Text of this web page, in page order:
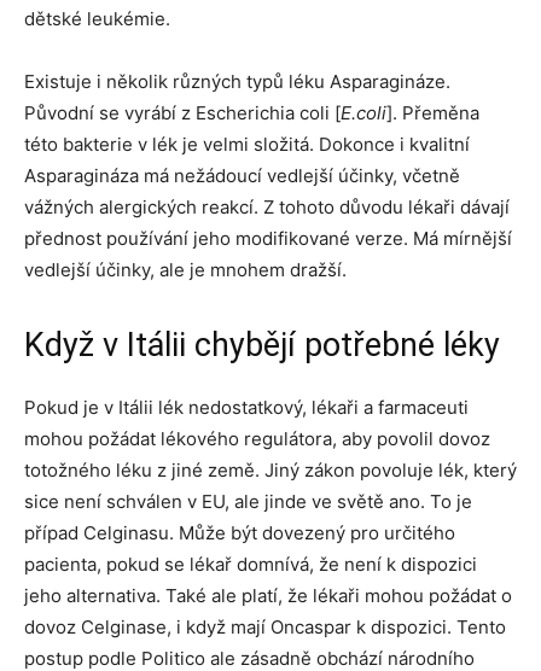
dětské leukémie.
Existuje i několik různých typů léku Asparagináze.
Původní se vyrábí z Escherichia coli [E.coli]. Přeměna
této bakterie v lék je velmi složitá. Dokonce i kvalitní
Asparagináza má nežádoucí vedlejší účinky, včetně
vážných alergických reakcí. Z tohoto důvodu lékaři dávají
přednost používání jeho modifikované verze. Má mírnější
vedlejší účinky, ale je mnohem dražší.
Když v Itálii chybějí potřebné léky
Pokud je v Itálii lék nedostatkový, lékaři a farmaceuti
mohou požádat lékového regulátora, aby povolil dovoz
totožného léku z jiné země. Jiný zákon povoluje lék, který
sice není schválen v EU, ale jinde ve světě ano. To je
případ Celginasu. Může být dovezený pro určitého
pacienta, pokud se lékař domnívá, že není k dispozici
jeho alternativa. Také ale platí, že lékaři mohou požádat o
dovoz Celginase, i když mají Oncaspar k dispozici. Tento
postup podle Politico ale zásadně obchází národního